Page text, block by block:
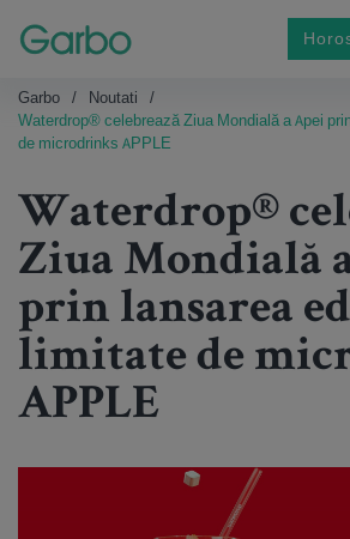
Garbo
Noutati
Waterdrop® celebrează Ziua Mondială a Apei
de microdrinks APPLE
Waterdrop®
Ziua Mondială
prin lansarea
limitate de
APPLE